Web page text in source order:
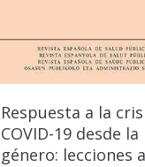
Respuesta a la
COVID-19 desde
género: lecciones